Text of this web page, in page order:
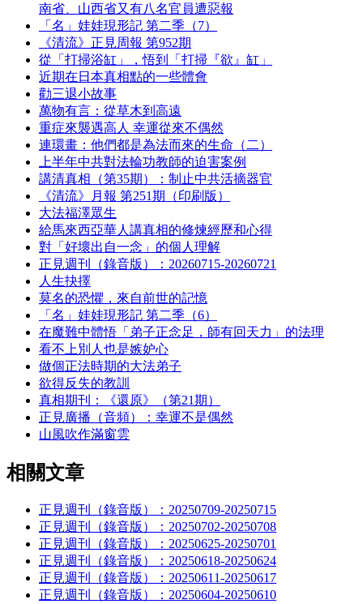
南省、山西省又有八名官員遭惡報
「名」娃娃現形記 第二季（7）
《清流》正見周報 第952期
從「打掃浴缸」，悟到「打掃『欲』缸」
近期在日本真相點的一些體會
勸三退小故事
萬物有言：從草木到高遠
重症來襲遇高人 幸運從來不偶然
連環畫：他們都是為法而來的生命（二）
上半年中共對法輪功教師的迫害案例
講清真相（第35期）：制止中共活摘器官
《清流》月報 第251期（印刷版）
大法福澤眾生
給馬來西亞華人講真相的修煉經歷和心得
對「好壞出自一念」的個人理解
正見週刊（錄音版）：20260715-20260721
人生抉擇
莫名的恐懼，來自前世的記憶
「名」娃娃現形記 第二季（6）
在魔難中體悟「弟子正念足，師有回天力」的法理
看不上別人也是嫉妒心
做個正法時期的大法弟子
欲得反失的教訓
真相期刊：《還原》（第21期）
正見廣播（音頻）：幸運不是偶然
山風吹作滿窗雲
相關文章
正見週刊（錄音版）：20250709-20250715
正見週刊（錄音版）：20250702-20250708
正見週刊（錄音版）：20250625-20250701
正見週刊（錄音版）：20250618-20250624
正見週刊（錄音版）：20250611-20250617
正見週刊（錄音版）：20250604-20250610